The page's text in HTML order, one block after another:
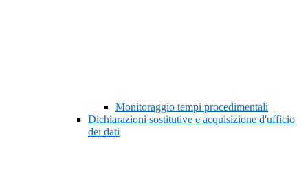
Monitoraggio tempi procedimentali
Dichiarazioni sostitutive e acquisizione d'ufficio
dei dati